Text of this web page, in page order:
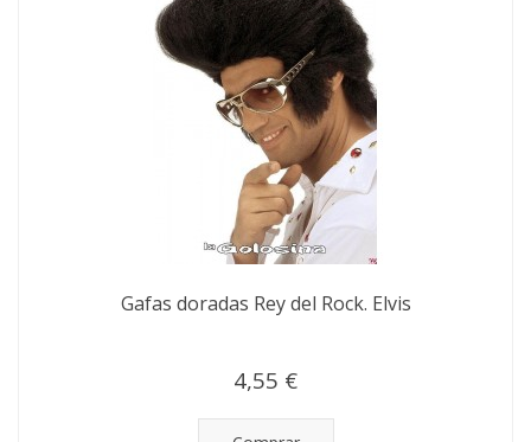
Gafas doradas Rey del Rock. Elvis
4,55 €